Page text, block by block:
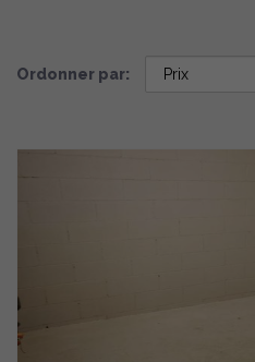
Ordonner par: